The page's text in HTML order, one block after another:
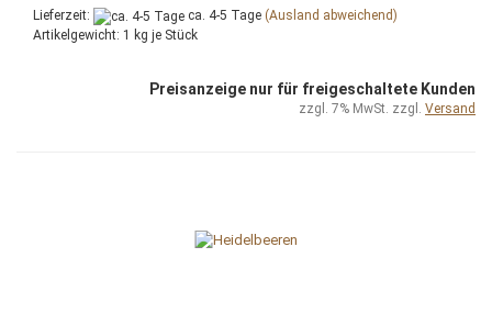
Lieferzeit: ca. 4-5 Tage (Ausland abweichend)
Artikelgewicht: 1 kg je Stück
Preisanzeige nur für freigeschaltete Kunden
zzgl. 7% MwSt. zzgl. Versand